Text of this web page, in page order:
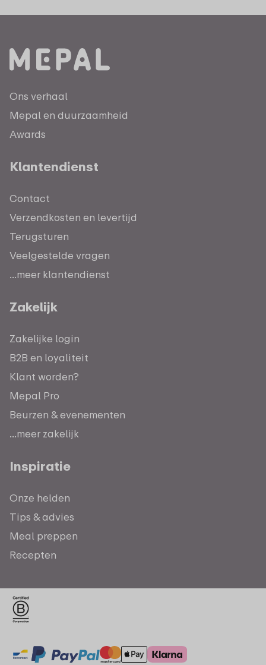
Ons verhaal
Mepal en duurzaamheid
Awards
Klantendienst
Contact
Verzendkosten en levertijd
Terugsturen
Veelgestelde vragen
...meer klantendienst
Zakelijk
Zakelijke login
B2B en loyaliteit
Klant worden?
Mepal Pro
Beurzen & evenementen
...meer zakelijk
Inspiratie
Onze helden
Tips & advies
Meal preppen
Recepten